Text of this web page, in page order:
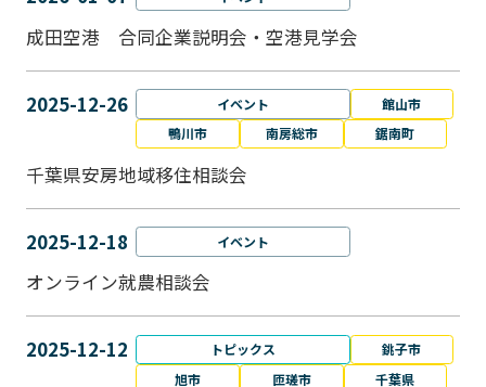
成田空港 合同企業説明会・空港見学会
2025-12-26 イベント
館山市
鴨川市
南房総市 鋸南町
千葉県安房地域移住相談会
2025-12-18 イベント
オンライン就農相談会
2025-12-12 トピックス
銚子市
旭市
匝瑳市 千葉県